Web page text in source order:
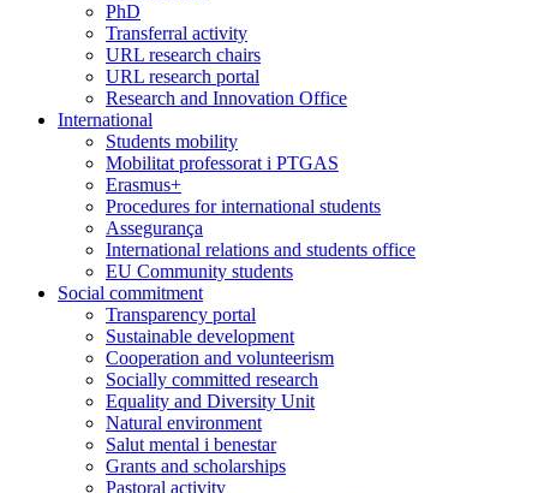
PhD
Transferral activity
URL research chairs
URL research portal
Research and Innovation Office
International
Students mobility
Mobilitat professorat i PTGAS
Erasmus+
Procedures for international students
Assegurança
International relations and students office
EU Community students
Social commitment
Transparency portal
Sustainable development
Cooperation and volunteerism
Socially committed research
Equality and Diversity Unit
Natural environment
Salut mental i benestar
Grants and scholarships
Pastoral activity